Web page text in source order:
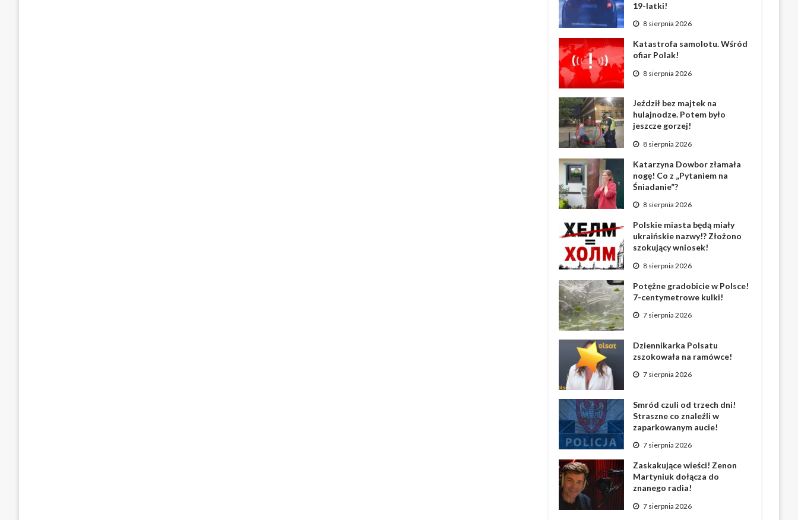
19-latki!
8 sierpnia 2026
Katastrofa samolotu. Wśród
ofiar Polak!
8 sierpnia 2026
Jeździł bez majtek na
hulajnodze. Potem było
jeszcze gorzej!
8 sierpnia 2026
Katarzyna Dowbor złamała
nogę! Co z „Pytaniem na
Śniadanie”?
8 sierpnia 2026
Polskie miasta będą miały
ukraińskie nazwy!? Złożono
szokujący wniosek!
8 sierpnia 2026
Potężne gradobicie w Polsce!
7-centymetrowe kulki!
7 sierpnia 2026
Dziennikarka Polsatu
zszokowała na ramówce!
7 sierpnia 2026
Smród czuli od trzech dni!
Straszne co znaleźli w
zaparkowanym aucie!
7 sierpnia 2026
Zaskakujące wieści! Zenon
Martyniuk dołącza do
znanego radia!
7 sierpnia 2026